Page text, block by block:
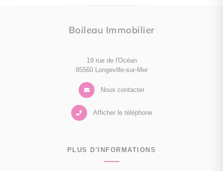
Boileau Immobilier
19 rue de l'Océan
85560 Longeville-sur-Mer
Nous contacter
Afficher le téléphone
PLUS D'INFORMATIONS